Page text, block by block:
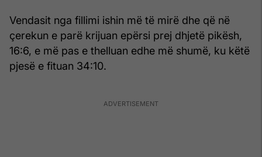
Vendasit nga fillimi ishin më të mirë dhe që në
çerekun e parë krijuan epërsi prej dhjetë pikësh,
16:6, e më pas e thelluan edhe më shumë, ku këtë
pjesë e fituan 34:10.